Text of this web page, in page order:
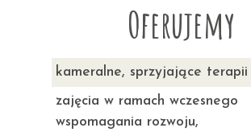
Oferujemy
kameralne, sprzyjające terapii
zajęcia w ramach wczesnego
wspomagania rozwoju,